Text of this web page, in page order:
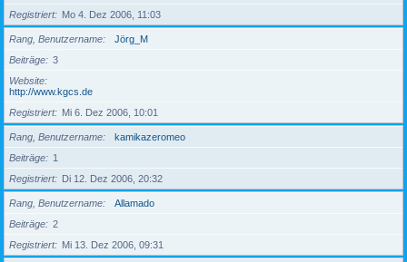
Registriert
Mo 4. Dez 2006, 11:03
Rang, Benutzername
Jörg_M
Beiträge
3
Website
http://www.kgcs.de
Registriert
Mi 6. Dez 2006, 10:01
Rang, Benutzername
kamikazeromeo
Beiträge
1
Registriert
Di 12. Dez 2006, 20:32
Rang, Benutzername
Allamado
Beiträge
2
Registriert
Mi 13. Dez 2006, 09:31